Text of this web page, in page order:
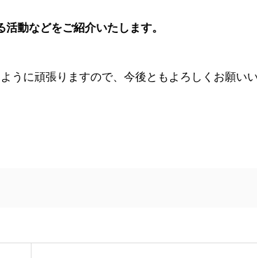
動などをご紹介いたします。
うに頑張りますので、今後ともよろしくお願い